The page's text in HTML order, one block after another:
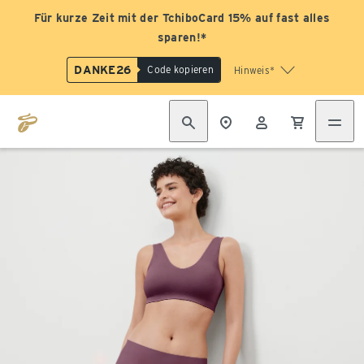
Für kurze Zeit mit der TchiboCard 15% auf fast alles
sparen!*
DANKE26 Code kopieren Hinweis*